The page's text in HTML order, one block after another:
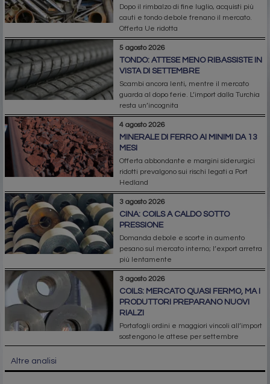
Dopo il rimbalzo di fine luglio, acquisti più
cauti e tondo debole frenano il mercato.
Offerta Ue ridotta
5 agosto 2026
TONDO: ATTESE MENO RIBASSISTE IN
VISTA DI SETTEMBRE
Scambi ancora lenti, mentre il mercato
guarda al dopo ferie. L’import dalla Turchia
resta un’incognita
4 agosto 2026
MINERALE DI FERRO AI MINIMI DA 13
MESI
Offerta abbondante e margini siderurgici
ridotti prevalgono sui rischi legati a Port
Hedland
3 agosto 2026
CINA: COILS A CALDO SOTTO
PRESSIONE
Domanda debole e scorte in aumento
pesano sul mercato interno; l’export arretra
più lentamente
3 agosto 2026
COILS: MERCATO QUASI FERMO, MA I
PRODUTTORI PREPARANO NUOVI
RIALZI
Portafogli ordini e maggiori vincoli all’import
sostengono le attese per settembre
Altre analisi